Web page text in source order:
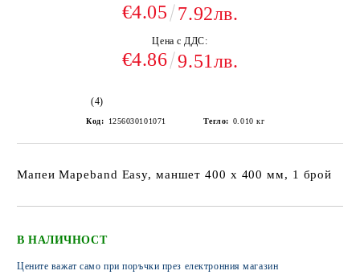
€4.05 7.92лв.
Цена с ДДС:
€4.86 9.51лв.
(4)
Код: 1256030101071 Тегло: 0.010 кг
Мапеи Mapeband Easy, маншет 400 х 400 мм, 1 брой
В НАЛИЧНОСТ
Цените важат само при поръчки през електронния магазин